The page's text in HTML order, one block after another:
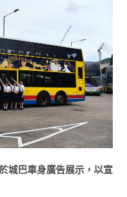
城巴車身廣告展示，以宣